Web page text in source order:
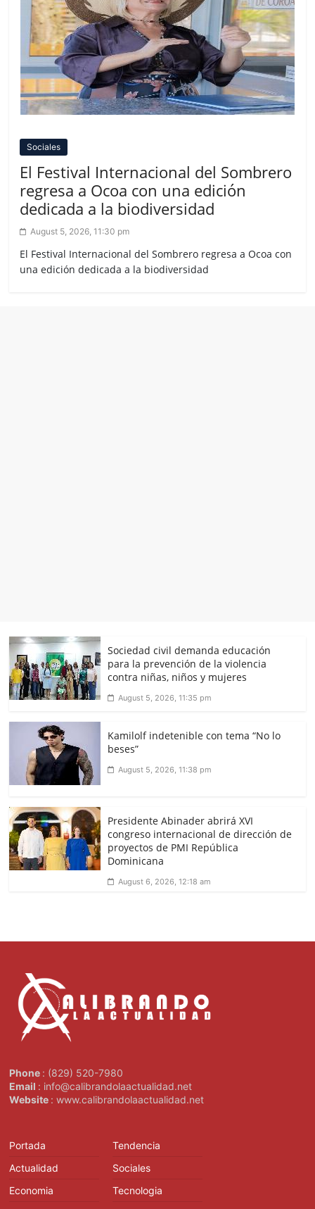
Sociales
El Festival Internacional del Sombrero
regresa a Ocoa con una edición
dedicada a la biodiversidad
August 5, 2026, 11:30 pm
El Festival Internacional del Sombrero regresa a Ocoa con
una edición dedicada a la biodiversidad
Sociedad civil demanda educación
para la prevención de la violencia
contra niñas, niños y mujeres
August 5, 2026, 11:35 pm
Kamilolf indetenible con tema “No lo
beses”
August 5, 2026, 11:38 pm
Presidente Abinader abrirá XVI
congreso internacional de dirección de
proyectos de PMI República
Dominicana
August 6, 2026, 12:18 am
Phone : (829) 520-7980
Email : info@calibrandolaactualidad.net
Website : www.calibrandolaactualidad.net
Portada
Actualidad
Economia
Tendencia
Sociales
Tecnologia